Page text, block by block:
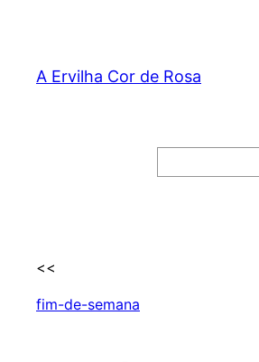
content
A Ervilha Cor de Rosa
<<
fim-de-semana